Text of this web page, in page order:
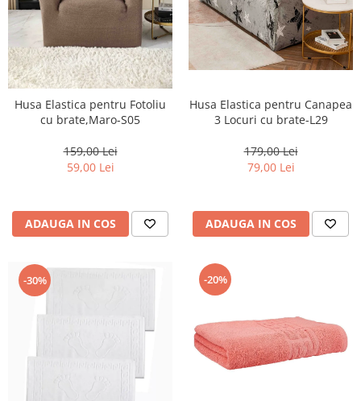
Husa Elastica pentru Fotoliu
cu brate,Maro-S05
159,00 Lei
59,00 Lei
ADAUGA IN COS
Husa Elastica pentru Canapea
3 Locuri cu brate-L29
179,00 Lei
79,00 Lei
ADAUGA IN COS
-30% -20%